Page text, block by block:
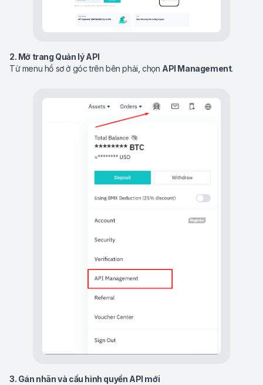
2. Mở trang Quản lý API
Từ menu hồ sơ ở góc trên bên phải, chọn API Management.
3. Gán nhãn và cấu hình quyền API mới